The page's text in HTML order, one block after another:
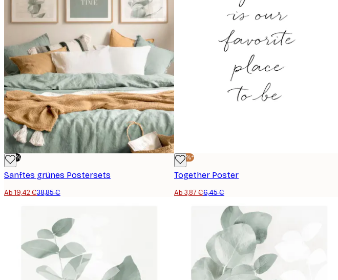
-50%
Sanftes grünes Postersets
Ab 19,42 €38,85 €
-40%*
Together Poster
Ab 3,87 €6,45 €